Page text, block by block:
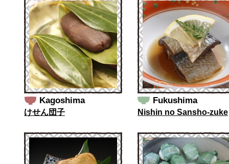
Kagoshima
けせん団子
Fukushima
Nishin no Sansho-zuke